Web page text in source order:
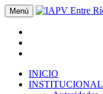
Menú
INICIO
INSTITUCIONAL